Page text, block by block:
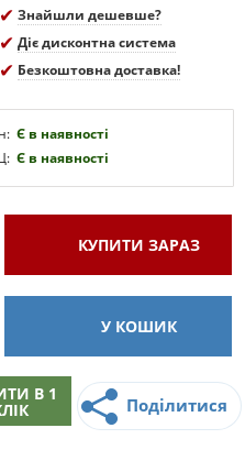
Знайшли дешевше?
Діє дисконтна система
Безкоштовна доставка!
Є в наявності
Є в наявності
КУПИТИ ЗАРАЗ
У КОШИК
В 1
Поділитися